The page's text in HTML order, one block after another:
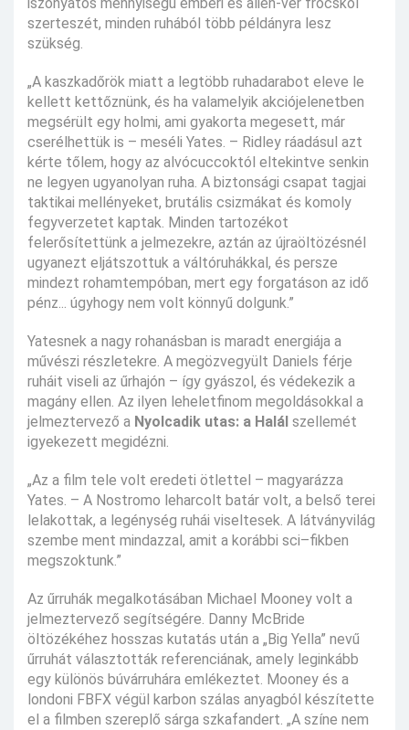
szerteszét, minden ruhából több példányra lesz
szükség.
„A kaszkadőrök miatt a legtöbb ruhadarabot eleve le
kellett kettőznünk, és ha valamelyik akciójelenetben
megsérült egy holmi, ami gyakorta megesett, már
cserélhettük is – meséli Yates. – Ridley ráadásul azt
kérte tőlem, hogy az alvócuccoktól eltekintve senkin
ne legyen ugyanolyan ruha. A biztonsági csapat tagjai
taktikai mellényeket, brutális csizmákat és komoly
fegyverzetet kaptak. Minden tartozékot
felerősítettünk a jelmezekre, aztán az újraöltözésnél
ugyanezt eljátszottuk a váltóruhákkal, és persze
mindezt rohamtempóban, mert egy forgatáson az idő
pénz... úgyhogy nem volt könnyű dolgunk.”
Yatesnek a nagy rohanásban is maradt energiája a
művészi részletekre. A megözvegyült Daniels férje
ruháit viseli az űrhajón – így gyászol, és védekezik a
magány ellen. Az ilyen leheletfinom megoldásokkal a
jelmeztervező a Nyolcadik utas: a Halál szellemét
igyekezett megidézni.
„Az a film tele volt eredeti ötlettel – magyarázza
Yates. – A Nostromo leharcolt batár volt, a belső terei
lelakottak, a legénység ruhái viseltesek. A látványvilág
szembe ment mindazzal, amit a korábbi sci–fikben
megszoktunk.”
Az űrruhák megalkotásában Michael Mooney volt a
jelmeztervező segítségére. Danny McBride
öltözékéhez hosszas kutatás után a „Big Yella” nevű
űrruhát választották referenciának, amely leginkább
egy különös búvárruhára emlékeztet. Mooney és a
londoni FBFX végül karbon szálas anyagból készítette
el a filmben szereplő sárga szkafandert. „A színe nem